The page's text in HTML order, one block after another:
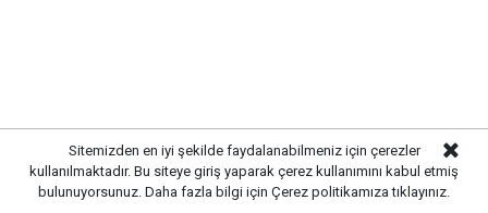
Sitemizden en iyi şekilde faydalanabilmeniz için çerezler
kullanılmaktadır. Bu siteye giriş yaparak çerez kullanımını kabul etmiş
bulunuyorsunuz. Daha fazla bilgi için Çerez politikamıza tıklayınız.